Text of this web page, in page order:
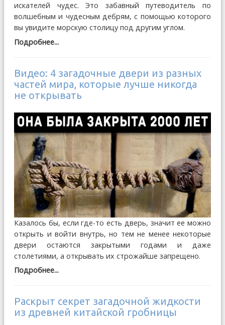
искателей чудес. Это забавный путеводитель по
волшебным и чудесным дебрям, с помощью которого
вы увидите морскую столицу под другим углом.
Подробнее...
Видео: 4 загадочные двери из разных
частей мира, которые лучше никогда
не открывать
Казалось бы, если где-то есть дверь, значит ее можно
открыть и войти внутрь, но тем не менее некоторые
двери остаются закрытыми годами и даже
столетиями, а открывать их строжайше запрещено.
Подробнее...
Раскрыт секрет загадочной жидкости
из древней китайской гробницы